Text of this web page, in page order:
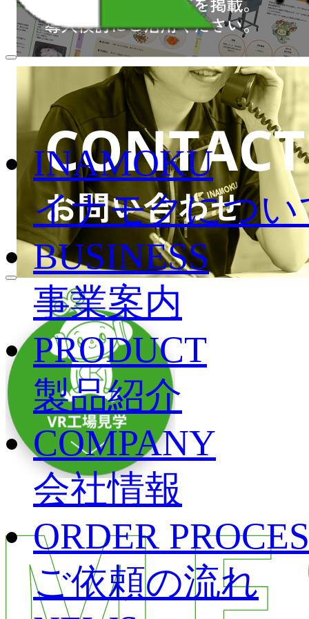
INAMOKU
イナモクについ
BUSINESS
事業案内
PRODUCT
製品紹介
COMPANY
会社情報
ORDER
ご依頼の流れ